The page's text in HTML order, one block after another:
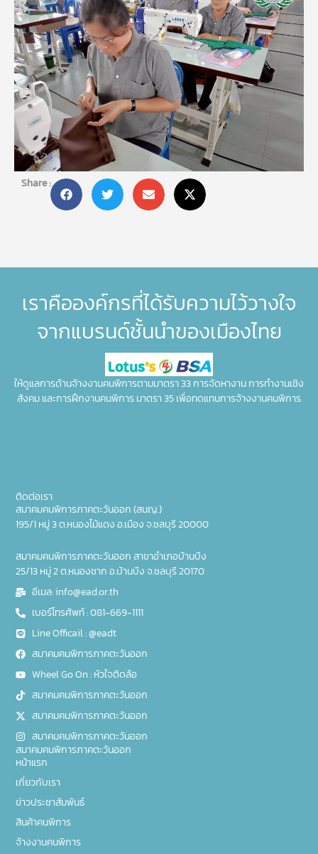
Share :
เราคือองค์กรที่ได้รับความไว้วางใจ
จากแบรนด์ชั้นนำของเมืองไทย
ให้ดูแลการด้านจ้างงานคนพิการตามมาตรา 33 การจัดหางาน การทำงานเชิง
สังคม และการฝึกงานคนพิการ มาตรา 35 เพื่อทดแทนการจ้างงานคนพิการ
ติดต่อเรา
สมาคมคนพิการภาคตะวันออก (สนญ.)
195/1 หมู่ 3 ต.หนองไม้แดง อ.เมือง จ.ชลบุรี 20000
สมาคมคนพิการภาคตะวันออก สาขาอำเภอบ้านบึง
25/13 หมู่ 2 ต.หนองชาก อ.บ้านบึง จ.ชลบุรี 20170
อีเมล: info@ead.or.th
เบอร์โทรศัพท์ : 081-669-1111
Line Officail : @eadt
สมาคมคนพิการภาคตะวันออก
Wheel Go On : หัวใจติดล้อ
สมาคมคนพิการภาคตะวันออก
สมาคมคนพิการภาคตะวันออก
สมาคมคนพิการภาคตะวันออก
สมาคมคนพิการภาคตะวันออก
หน้าแรก
เกี่ยวกับเรา
ข่าวประชาสัมพันธ์
สินค้าคนพิการ
จ้างงานคนพิการ